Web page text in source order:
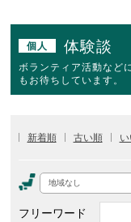
個人 体験談
ボランティア活動など
もお待ちしています。
新着順 古い順
地域なし
フリーワード